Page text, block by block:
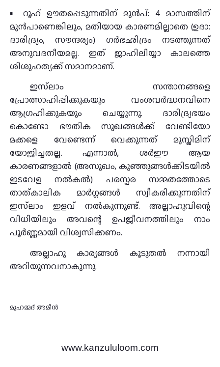
▪️
റൂഹ് ഊതപ്പെടുന്നതിന് മുൻപ്: 4 മാസത്തിന്
മുൻപാണെങ്കിലും, മതിയായ കാരണമില്ലാതെ (ഉദാ:
ദാരിദ്ര്യം, സൗന്ദര്യം) ഗർഭഛിദ്രം നടത്തുന്നത്
അനുവദനീയമല്ല. ഇത് ജാഹിലിയ്യാ കാലത്തെ
ശിശുഹത്യക്ക് സമാനമാണ്.
ഇസ്‌ലാം സന്താനങ്ങളെ
പ്രോത്സാഹിപ്പിക്കുകയും വംശവർദ്ധനവിനെ
ആഗ്രഹിക്കുകയും ചെയ്യുന്നു. ദാരിദ്ര്യഭയം
കൊണ്ടോ ഭൗതിക സുഖങ്ങൾക്ക് വേണ്ടിയോ
മക്കളെ വേണ്ടെന്ന് വെക്കുന്നത് മുസ്ലിമിന്
യോജിച്ചതല്ല. എന്നാൽ, ശർഈ ആയ
കാരണങ്ങളാൽ (അസുഖം, കുഞ്ഞുങ്ങൾക്കിടയിൽ
ഇടവേള നൽകൽ) പരസ്പര സമ്മതത്തോടെ
താത്കാലിക മാർഗ്ഗങ്ങൾ സ്വീകരിക്കുന്നതിന്
ഇസ്‌ലാം ഇളവ് നൽകുന്നുണ്ട്. അല്ലാഹുവിന്റെ
വിധിയിലും അവന്റെ ഉപജീവനത്തിലും നാം
പൂർണ്ണമായി വിശ്വസിക്കണം.
അല്ലാഹു കാര്യങ്ങൾ കൂടുതൽ നന്നായി
അറിയുന്നവനാകുന്നു.
മുഹമ്മദ് അമീൻ
www.kanzululoom.com